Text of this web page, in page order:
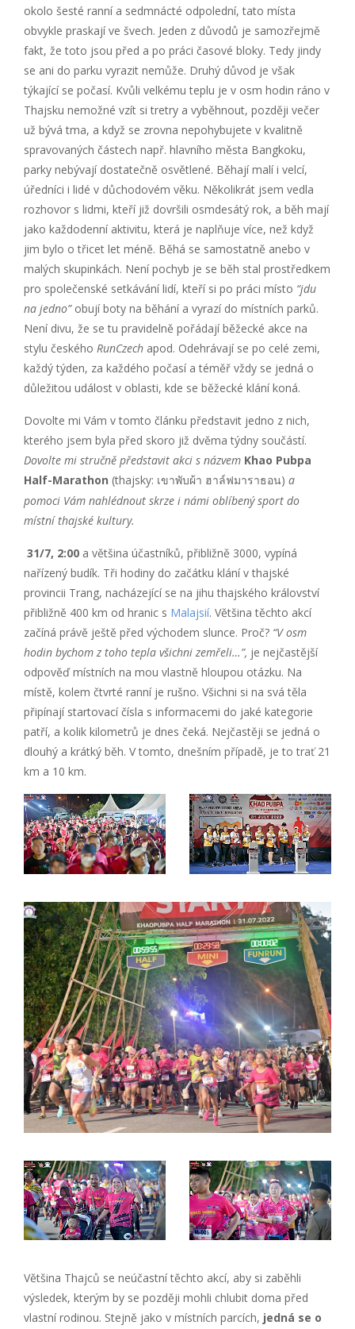
okolo šesté ranní a sedmnácté odpolední, tato místa
obvykle praskají ve švech. Jeden z důvodů je samozřejmě
fakt, že toto jsou před a po práci časové bloky. Tedy jindy
se ani do parku vyrazit nemůže. Druhý důvod je však
týkající se počasí. Kvůli velkému teplu je v osm hodin ráno v
Thajsku nemožné vzít si tretry a vyběhnout, později večer
už bývá tma, a když se zrovna nepohybujete v kvalitně
spravovaných částech např. hlavního města Bangkoku,
parky nebývají dostatečně osvětlené. Běhají malí i velcí,
úředníci i lidé v důchodovém věku. Několikrát jsem vedla
rozhovor s lidmi, kteří již dovršili osmdesátý rok, a běh mají
jako každodenní aktivitu, která je naplňuje více, než když
jim bylo o třicet let méně. Běhá se samostatně anebo v
malých skupinkách. Není pochyb je se běh stal prostředkem
pro společenské setkávání lidí, kteří si po práci místo “jdu
na jedno” obují boty na běhání a vyrazí do místních parků.
Není divu, že se tu pravidelně pořádají běžecké akce na
stylu českého RunCzech apod. Odehrávají se po celé zemi,
každý týden, za každého počasí a téměř vždy se jedná o
důležitou událost v oblasti, kde se běžecké klání koná.
Dovolte mi Vám v tomto článku představit jedno z nich,
kterého jsem byla před skoro již dvěma týdny součástí.
Dovolte mi stručně představit akci s názvem Khao Pubpa
Half-Marathon (thajsky: เขาพับผ้า ฮาล์ฟมาราธอน) a
pomoci Vám nahlédnout skrze i námi oblíbený sport do
místní thajské kultury.
31/7, 2:00 a většina účastníků, přibližně 3000, vypíná
nařízený budík. Tři hodiny do začátku klání v thajské
provincii Trang, nacházející se na jihu thajského království
přibližně 400 km od hranic s Malajsií. Většina těchto akcí
začíná právě ještě před východem slunce. Proč? “V osm
hodin bychom z toho tepla všichni zemřeli…”, je nejčastější
odpověď místních na mou vlastně hloupou otázku. Na
místě, kolem čtvrté ranní je rušno. Všichni si na svá těla
připínají startovací čísla s informacemi do jaké kategorie
patří, a kolik kilometrů je dnes čeká. Nejčastěji se jedná o
dlouhý a krátký běh. V tomto, dnešním případě, je to trať 21
km a 10 km.
Většina Thajců se neúčastní těchto akcí, aby si zaběhli
výsledek, kterým by se později mohli chlubit doma před
vlastní rodinou. Stejně jako v místních parcích, jedná se o